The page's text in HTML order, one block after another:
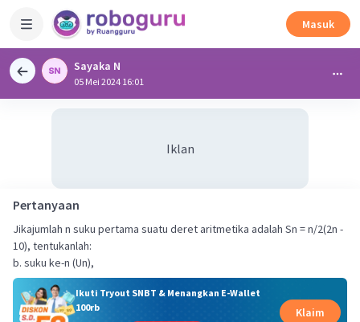
Masuk
Sayaka N
05 Mei 2024 16:01
Iklan
Pertanyaan
Jikajumlah n suku pertama suatu deret aritmetika adalah Sn = n/2(2n -
10), tentukanlah:
b. suku ke-n (Un),
Ikuti Tryout SNBT & Menangkan E-Wallet
100rb
Klaim